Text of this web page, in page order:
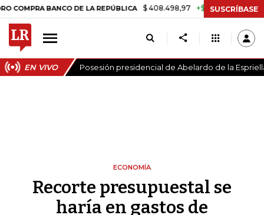
BANCO DE LA REPÚBLICA $ 408.498,97 +$ 8.753,81 +2,19%
SUSCRÍBASE
EN VIVO Posesión presidencial de Abelardo de la
ECONOMÍA
Recorte presupuestal se
haría en gastos de